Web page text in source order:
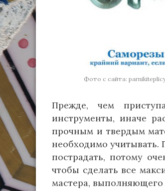
Фото с сайта:
Прежде, чем
инструменты, иначе
прочным и твердым
необходимо учитывать.
пострадать, потому
чтобы сделать все
мастера, выполняющего